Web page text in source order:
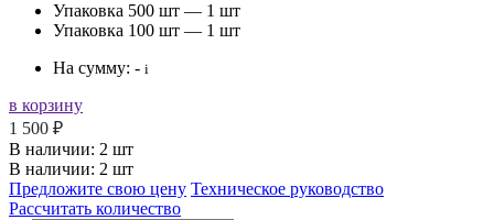
Упаковка 500 шт — 1 шт
Упаковка 100 шт — 1 шт
На сумму: - i
в корзину
1 500 ₽
В наличии: 2 шт
В наличии: 2 шт
Предложите свою цену Техническое руководство
Рассчитать количество